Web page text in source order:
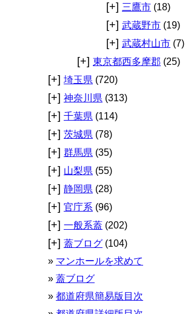
[+] 三鷹市 (18)
[+] 武蔵野市 (19)
[+] 武蔵村山市 (7)
[+] 東京都西多摩郡 (25)
[+] 埼玉県 (720)
[+] 神奈川県 (313)
[+] 千葉県 (114)
[+] 茨城県 (78)
[+] 群馬県 (35)
[+] 山梨県 (55)
[+] 静岡県 (28)
[+] 官庁系 (96)
[+] 一般系蓋 (202)
[+] 蓋ブログ (104)
マンホールを求めて
蓋ブログ
都道府県簡易版目次